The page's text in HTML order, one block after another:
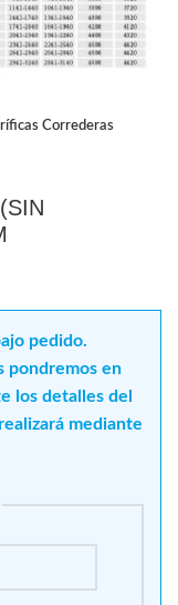
Correderas
pedido.
pondremos en
los detalles del
mediante